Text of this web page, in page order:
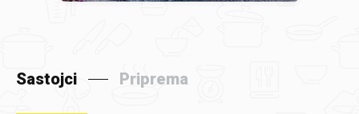
Sastojci Priprema